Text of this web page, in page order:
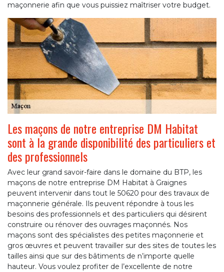
maçonnerie afin que vous puissiez maîtriser votre budget.
Les maçons de notre entreprise DM Habitat
sont à la grande disponibilité des particuliers et
des professionnels
Avec leur grand savoir-faire dans le domaine du BTP, les
maçons de notre entreprise DM Habitat à Graignes
peuvent intervenir dans tout le 50620 pour des travaux de
maçonnerie générale. Ils peuvent répondre à tous les
besoins des professionnels et des particuliers qui désirent
construire ou rénover des ouvrages maçonnés. Nos
maçons sont des spécialistes des petites maçonnerie et
gros œuvres et peuvent travailler sur des sites de toutes les
tailles ainsi que sur des bâtiments de n’importe quelle
hauteur. Vous voulez profiter de l’excellente de notre